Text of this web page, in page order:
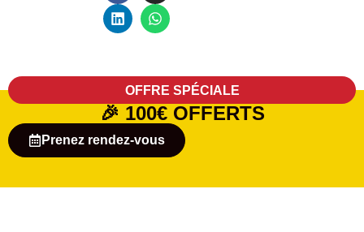
OFFRE SPÉCIALE
🎉 100€ OFFERTS
Prenez rendez-vous